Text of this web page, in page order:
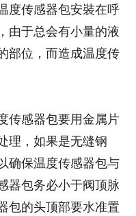
度传感器包安裝在呼
由于总会有小量的液
部位，而造成温度传
感器包要用金属片
理，如果是无缝钢
确保温度传感器包与
器包务必小于阀顶脉
包的头顶部要水准置